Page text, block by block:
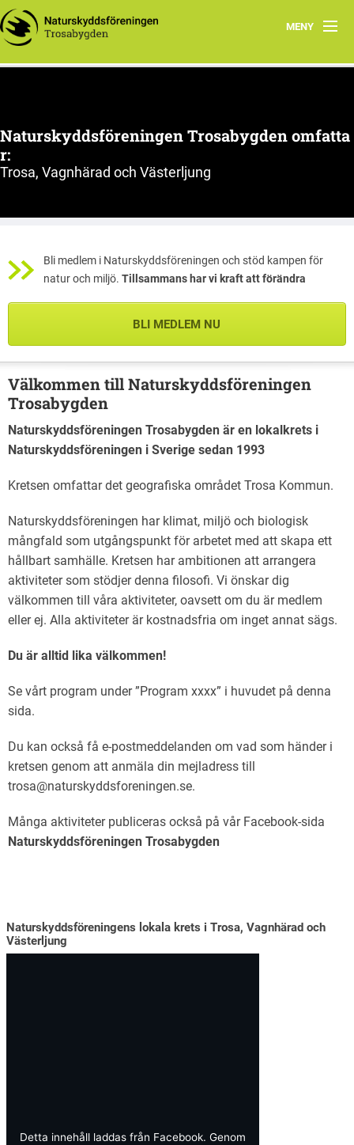
MENY
Hem
Program 2025
Kontakta oss
Naturskyddsföreningen Trosabygden omfatta
r:
Trosa, Vagnhärad och Västerljung
Bli medlem i Naturskyddsföreningen och stöd kampen för
natur och miljö. Tillsammans har vi kraft att förändra
BLI MEDLEM NU
Välkommen till Naturskyddsföreningen
Trosabygden
Naturskyddsföreningen Trosabygden är en lokalkrets i
Naturskyddsföreningen i Sverige sedan 1993
Kretsen omfattar det geografiska området Trosa Kommun.
Naturskyddsföreningen har klimat, miljö och biologisk
mångfald som utgångspunkt för arbetet med att skapa ett
hållbart samhälle. Kretsen har ambitionen att arrangera
aktiviteter som stödjer denna filosofi. Vi önskar dig
välkommen till våra aktiviteter, oavsett om du är medlem
eller ej. Alla aktiviteter är kostnadsfria om inget annat sägs.
Du är alltid lika välkommen!
Se vårt program under ”Program xxxx” i huvudet på denna
sida.
Du kan också få e-postmeddelanden om vad som händer i
kretsen genom att anmäla din mejladress till
trosa@naturskyddsforeningen.se.
Många aktiviteter publiceras också på vår Facebook-sida
Naturskyddsföreningen Trosabygden
Naturskyddsföreningens lokala krets i Trosa, Vagnhärad och
Västerljung
Detta innehåll laddas från Facebook. Genom